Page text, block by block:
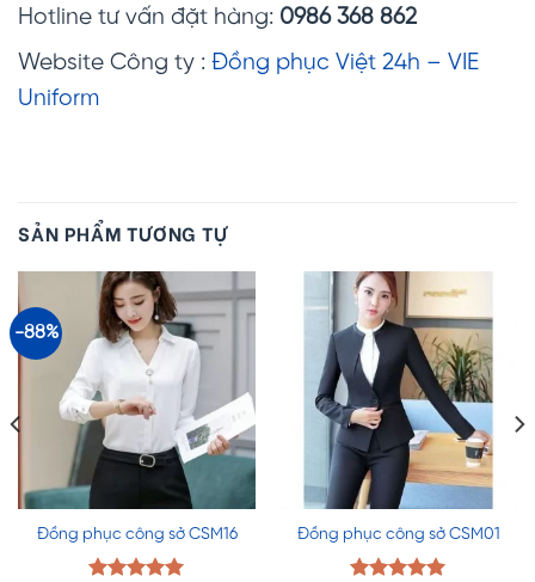
Hotline tư vấn đặt hàng: 0986 368 862
Website Công ty : Đồng phục Việt 24h – VIE
Uniform
SẢN PHẨM TƯƠNG TỰ
-88%
Đồng phục công sở CSM16 Đồng phục công sở CSM01